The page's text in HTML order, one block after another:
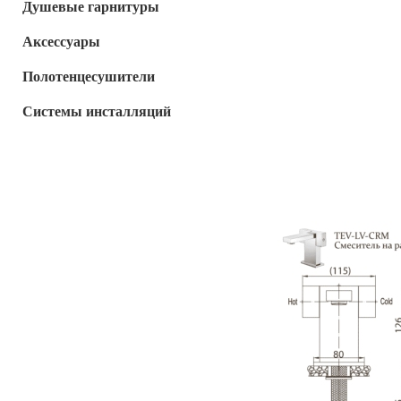
Душевые гарнитуры
Аксессуары
Полотенцесушители
Системы инсталляций